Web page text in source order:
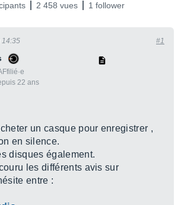
2 458 vues 1 follower
22 ans
14:35 #1
un casque pour enregistrer ,
en silence.
disques également.
les différents avis sur
entre :